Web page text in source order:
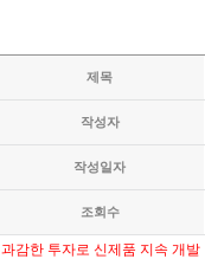
제목
작성자
작성일자
조회수
과감한 투자로 신제품 지속 개발